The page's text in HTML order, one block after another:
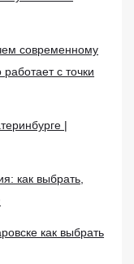
современному
с точки
|
как выбрать,
как выбрать